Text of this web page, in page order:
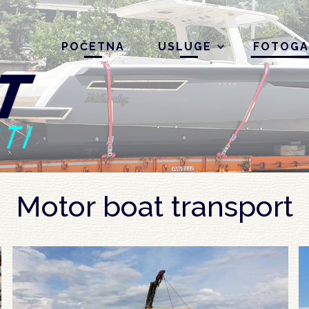
POČETNA USLUGE
Motor boat transport